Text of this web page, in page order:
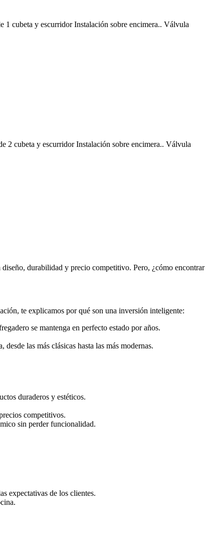
cubeta y escurridor Instalación sobre encimera.. Válvula
2 cubeta y escurridor Instalación sobre encimera.. Válvula
durabilidad y precio competitivo. Pero, ¿cómo encontrar
te explicamos por qué son una inversión inteligente:
se mantenga en perfecto estado por años.
las más clásicas hasta las más modernas.
duraderos y estéticos.
competitivos.
sin perder funcionalidad.
expectativas de los clientes.